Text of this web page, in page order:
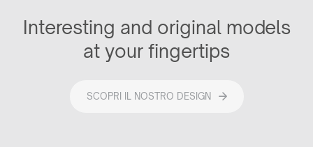
Interesting and original models
at your fingertips
SCOPRI IL NOSTRO DESIGN